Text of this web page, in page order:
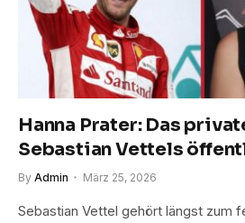
Hanna Prater: Das
Sebastian Vettels
By Admin März 25, 2026
Sebastian Vettel gehört längst zum